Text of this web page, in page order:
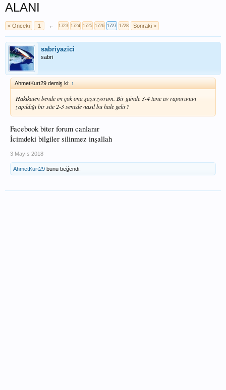
ALANI
< Önceki 1 ← 1723 1724 1725 1726 1727 1728 Sonraki >
sabriyazici
sabri
AhmetKurt29 demiş ki: ↑
Hakikaten bende en çok ona şaşırıyorum. Bir günde 3-4 tane av raporunun
yapıldığı bir site 2-3 senede nasıl bu hale gelir?
Facebook biter forum canlanır
İcimdeki bilgiler silinmez inşallah
3 Mayıs 2018
AhmetKurt29 bunu beğendi.